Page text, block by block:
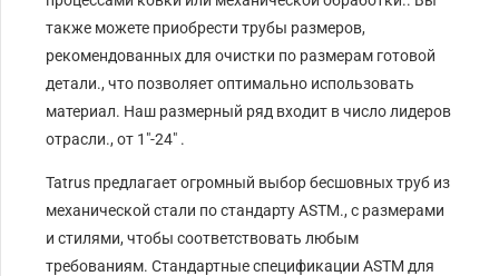
также можете приобрести трубы размеров,
рекомендованных для очистки по размерам готовой
детали., что позволяет оптимально использовать
материал. Наш размерный ряд входит в число лидеров
отрасли., от 1″-24″ .
Tatrus предлагает огромный выбор бесшовных труб из
механической стали по стандарту ASTM., с размерами
и стилями, чтобы соответствовать любым
требованиям. Стандартные спецификации ASTM для